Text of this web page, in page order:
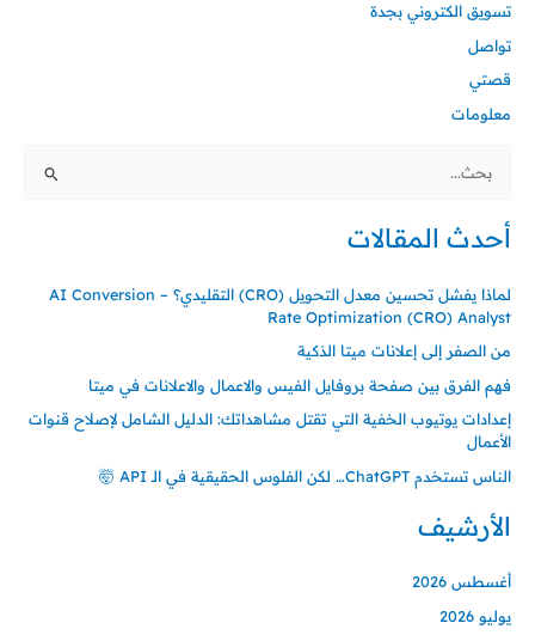
تسويق الكتروني بجدة
تواصل
قصتي
معلومات
البحث
أحدث المقالات
لماذا يفشل تحسين معدل التحويل (CRO) التقليدي؟ – AI Conversion
Rate Optimization (CRO) Analyst
من الصفر إلى إعلانات ميتا الذكية
فهم الفرق بين صفحة بروفايل الفيس والاعمال والاعلانات في ميتا
إعدادات يوتيوب الخفية التي تقتل مشاهداتك: الدليل الشامل لإصلاح قنوات
الأعمال
الناس تستخدم ChatGPT… لكن الفلوس الحقيقية في الـ API 🤯
الأرشيف
أغسطس 2026
يوليو 2026